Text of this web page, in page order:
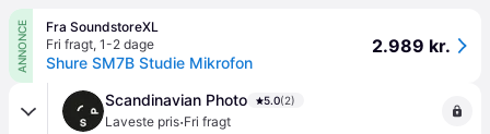
ANNONCE
Fra SoundstoreXL
Fri fragt, 1-2 dage
Shure SM7B Studie Mikrofon
2.989 kr.
Scandinavian Photo 5.0(2)
Laveste pris·Fri fragt